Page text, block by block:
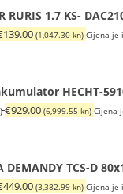
RURIS 1.7 KS-
€172.00
139.00 (1,047.30 kn)
je:
€139.00
(1,047.30
Cijena je
HECHT-
Izvorna
bila
je:
€1,099.00
€929.00 (6,999.55 kn)
je:
Cijena
DEMANDY TCS-D
449.00 (3,382.99 kn) Cijena je